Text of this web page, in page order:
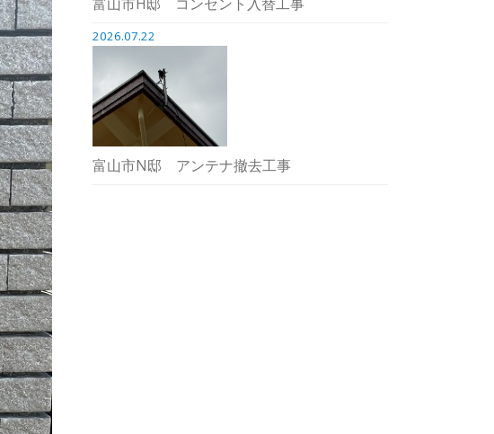
2026.07.22
富山市N邸 アンテナ撤去工事